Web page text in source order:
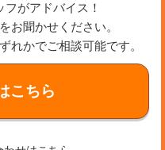
がアドバイス！
お聞かせください。
れかでご相談可能です。
こちら